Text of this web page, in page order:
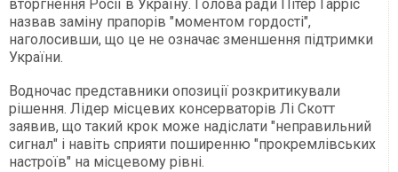
вторгнення Росії в Україну. Голова ради Пітер Гарріс
назвав заміну прапорів "моментом гордості",
наголосивши, що це не означає зменшення підтримки
України.
Водночас представники опозиції розкритикували
рішення. Лідер місцевих консерваторів Лі Скотт
заявив, що такий крок може надіслати "неправильний
сигнал" і навіть сприяти поширенню "прокремлівських
настроїв" на місцевому рівні.